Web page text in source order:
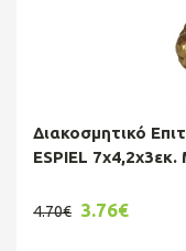
Διακοσμητικό
ESPIEL 7x4,2x3εκ.
4.70€ 3.76€